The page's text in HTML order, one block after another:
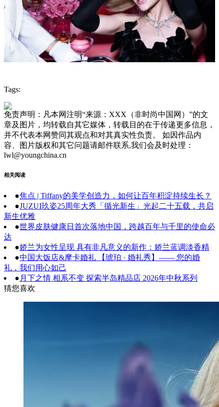
Tags:
免责声明：凡本网注明“来源：XXX（非时尚中国网）”的文
章及图片，均转载自其它媒体，转载目的在于传递更多信息，
并不代表本网赞同其观点和对其真实性负责。 如因作品内
容、图片版权和其它问题请邮件联系,我们会及时处理：
lwl@youngchina.cn
相关阅读
●焦点 | Tiffany的美学创造力，如何让百年积淀持续生长？
●JUZUI玖姿25周年大秀「循光新生」光起二十五载，共启
新生优雅
●世界皮肤健康日首次落地中国，跨越百年与千里的使命必
达
●娇兰为女性呈现 具有非凡意义的新作：娇兰蓝调淡香精
●中国大饭店&摩卡婚礼 【琥珀 · 婚礼秀】—— 您的婚
礼，我们用心如己
● 月下之情 相系不变 探索半岛精品店 2026年中秋系列
猜您喜欢